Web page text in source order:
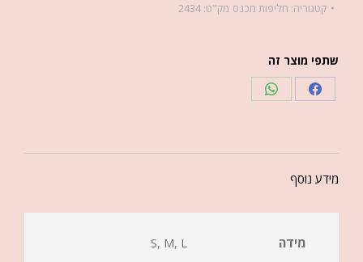
קטגוריה: חליפות מכנס מק"ט:2434
שתפי מוצר זה
מידע נוסף
מידה S, M, L